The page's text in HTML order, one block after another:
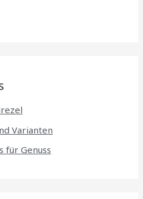
Varianten
für Genuss